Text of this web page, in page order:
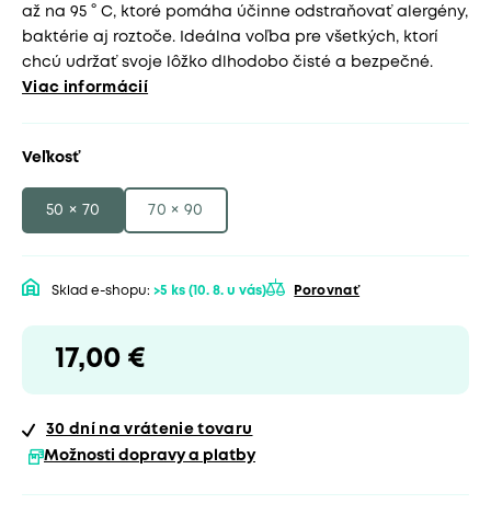
až na 95 ° C, ktoré pomáha účinne odstraňovať alergény,
baktérie aj roztoče. Ideálna voľba pre všetkých, ktorí
chcú udržať svoje lôžko dlhodobo čisté a bezpečné.
Viac informácií
Veľkosť
50 × 70 70 × 90
Sklad e-shopu: >5 ks (10. 8. u vás) Porovnať
17,00 €
30 dní na vrátenie tovaru
Možnosti dopravy a platby